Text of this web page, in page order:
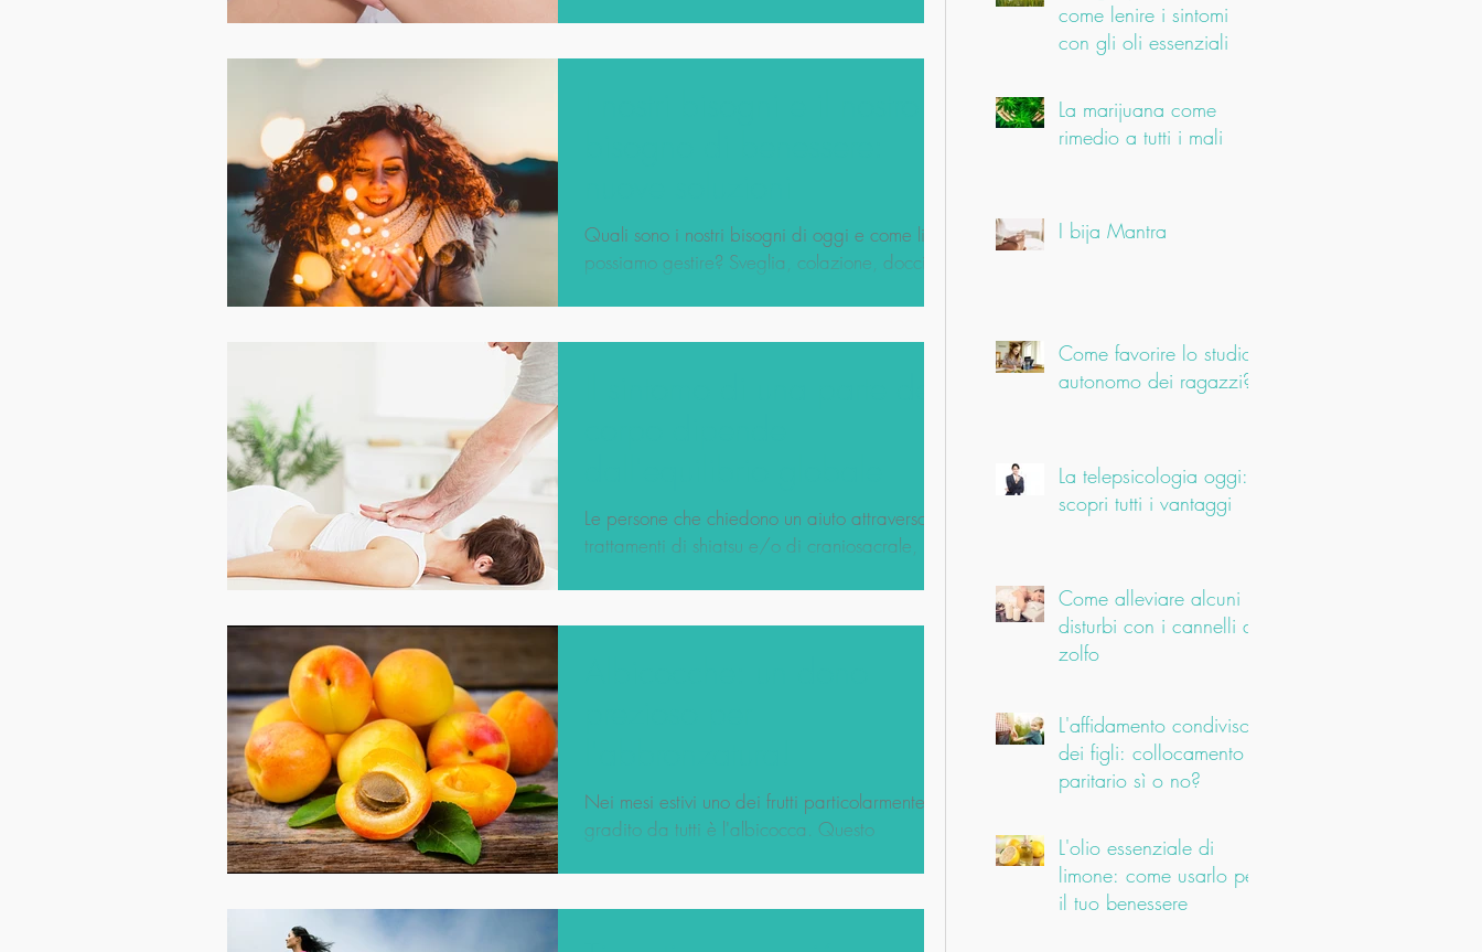
Quali sono i nostri bisogni di oggi e come li
possiamo gestire? Sveglia, colazione, doccia,
Le persone che chiedono un aiuto attraverso i
trattamenti di shiatsu e/o di craniosacrale, in
Nei mesi estivi uno dei frutti particolarmente
gradito da tutti è l'albicocca. Questo
come lenire i sintomi
con gli oli essenziali
La marijuana come
rimedio a tutti i mali
I bija Mantra
Come favorire lo studio
autonomo dei ragazzi?
La telepsicologia oggi:
scopri tutti i vantaggi
Come alleviare alcuni
disturbi con i cannelli di
zolfo
L'affidamento condiviso
dei figli: collocamento
paritario sì o no?
L'olio essenziale di
limone: come usarlo per
il tuo benessere